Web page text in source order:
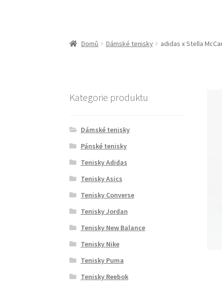
Domů Dámské tenisky adidas x Stella
Kategorie produktu
Dámské tenisky
Pánské tenisky
Tenisky Adidas
Tenisky Asics
Tenisky Converse
Tenisky Jordan
Tenisky New Balance
Tenisky Nike
Tenisky Puma
Tenisky Reebok